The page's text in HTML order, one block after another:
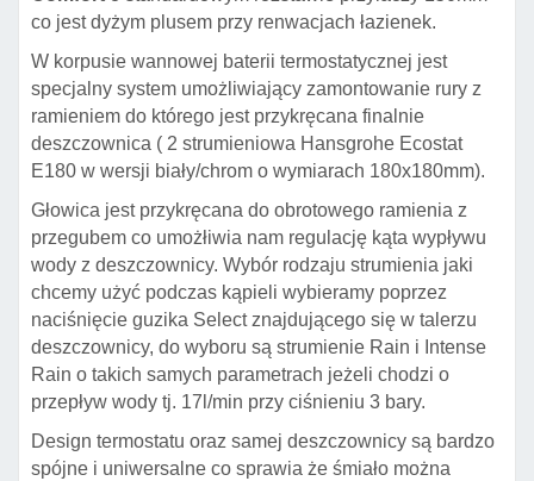
co jest dyżym plusem przy renwacjach łazienek.
W korpusie wannowej baterii termostatycznej jest
specjalny system umożliwiający zamontowanie rury z
ramieniem do którego jest przykręcana finalnie
deszczownica ( 2 strumieniowa Hansgrohe Ecostat
E180 w wersji biały/chrom o wymiarach 180x180mm).
Głowica jest przykręcana do obrotowego ramienia z
przegubem co umożłiwia nam regulację kąta wypływu
wody z deszczownicy. Wybór rodzaju strumienia jaki
chcemy użyć podczas kąpieli wybieramy poprzez
naciśnięcie guzika Select znajdującego się w talerzu
deszczownicy, do wyboru są strumienie Rain i Intense
Rain o takich samych parametrach jeżeli chodzi o
przepływ wody tj. 17l/min przy ciśnieniu 3 bary.
Design termostatu oraz samej deszczownicy są bardzo
spójne i uniwersalne co sprawia że śmiało można